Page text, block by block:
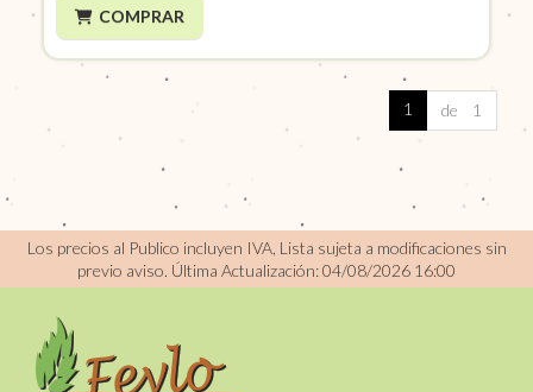
COMPRAR
1 de 1
Los precios al Publico incluyen IVA, Lista sujeta a modificaciones sin
previo aviso. Última Actualización: 04/08/2026 16:00